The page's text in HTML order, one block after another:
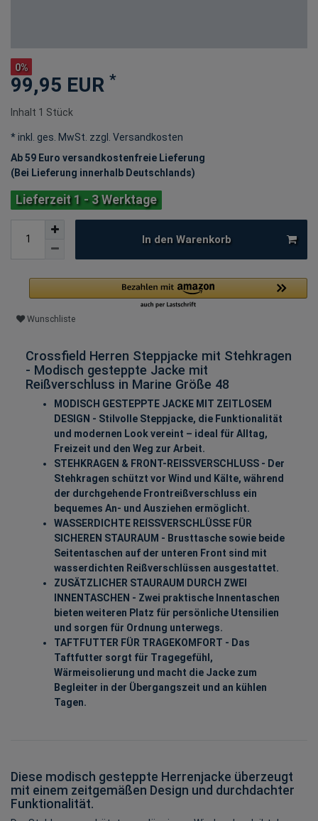
0%
99,95 EUR *
Inhalt 1 Stück
* inkl. ges. MwSt. zzgl.
Versandkosten
Ab 59 Euro versandkostenfreie Lieferung
(Bei Lieferung innerhalb Deutschlands)
Lieferzeit 1 - 3 Werktage
In den Warenkorb
Wunschliste
Crossfield Herren Steppjacke mit Stehkragen
- Modisch gesteppte Jacke mit
Reißverschluss in Marine Größe 48
MODISCH GESTEPPTE JACKE MIT ZEITLOSEM
DESIGN - Stilvolle Steppjacke, die Funktionalität
und modernen Look vereint – ideal für Alltag,
Freizeit und den Weg zur Arbeit.
STEHKRAGEN & FRONT-REISSVERSCHLUSS - Der
Stehkragen schützt vor Wind und Kälte, während
der durchgehende Frontreißverschluss ein
bequemes An- und Ausziehen ermöglicht.
WASSERDICHTE REISSVERSCHLÜSSE FÜR
SICHEREN STAURAUM - Brusttasche sowie beide
Seitentaschen auf der unteren Front sind mit
wasserdichten Reißverschlüssen ausgestattet.
ZUSÄTZLICHER STAURAUM DURCH ZWEI
INNENTASCHEN - Zwei praktische Innentaschen
bieten weiteren Platz für persönliche Utensilien
und sorgen für Ordnung unterwegs.
TAFTFUTTER FÜR TRAGEKOMFORT - Das
Taftfutter sorgt für Tragegefühl,
Wärmeisolierung und macht die Jacke zum
Begleiter in der Übergangszeit und an kühlen
Tagen.
Diese modisch gesteppte Herrenjacke überzeugt
mit einem zeitgemäßen Design und durchdachter
Funktionalität.